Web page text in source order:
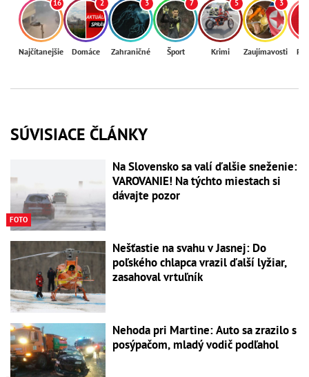
16
Najčítanejšie
2
Domáce
3
Zahraničné
7
Šport
5
Krimi
3
Zaujímavosti
SÚVISIACE ČLÁNKY
FOTO
Na Slovensko sa valí ďalšie sneženie:
VAROVANIE! Na týchto miestach si
dávajte pozor
Nešťastie na svahu v Jasnej: Do
poľského chlapca vrazil ďalší lyžiar,
zasahoval vrtuľník
Nehoda pri Martine: Auto sa zrazilo s
posýpačom, mladý vodič podľahol